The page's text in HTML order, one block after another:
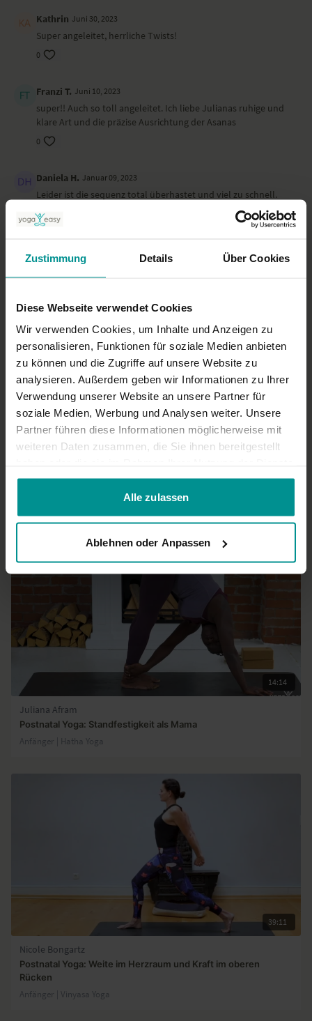
Zustimmung Details Über Cookies
Diese Webseite verwendet Cookies
Wir verwenden Cookies, um Inhalte und Anzeigen zu
personalisieren, Funktionen für soziale Medien anbieten
zu können und die Zugriffe auf unsere Website zu
analysieren. Außerdem geben wir Informationen zu Ihrer
Verwendung unserer Website an unsere Partner für
soziale Medien, Werbung und Analysen weiter. Unsere
Partner führen diese Informationen möglicherweise mit
weiteren Daten zusammen, die Sie ihnen bereitgestellt
gesammelt haben.
Alle zulassen
Ablehnen oder Anpassen
Kathrin Juni 30, 2023
Super angeleitet, herrliche Twists!
0
Franzi T. Juni 10, 2023
super!! Auch so toll angeleitet. Ich liebe Julianas ruhige und
klare Art und die präzise Ausrichtung der Asanas
0
Daniela H. Januar 09, 2023
Leider ist die sequenz total überhastet und viel zu schnell.
selbst ein halbes Jahr nach Entbindung empfand ich die
Sequenz als etwas zu anspruchsvoll und hätte mir
0
Super Sequenz für zwischendurch
0
Frodo L. Oktober 24, 2022
gut für zwischendurch, 1 stern abzug da alternativen fehlen
(sehr starke twists)
0
Mehr laden
14:14
Juliana Afram
Postnatal Yoga: Standfestigkeit als Mama
Anfänger | Hatha Yoga
39:11
Nicole Bongartz
Postnatal Yoga: Weite im Herzraum und Kraft im oberen
Rücken
Anfänger | Vinyasa Yoga